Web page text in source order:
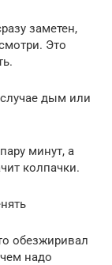
заметен,
Это
дым или
минут, а
колпачки.
обезжиривал
надо